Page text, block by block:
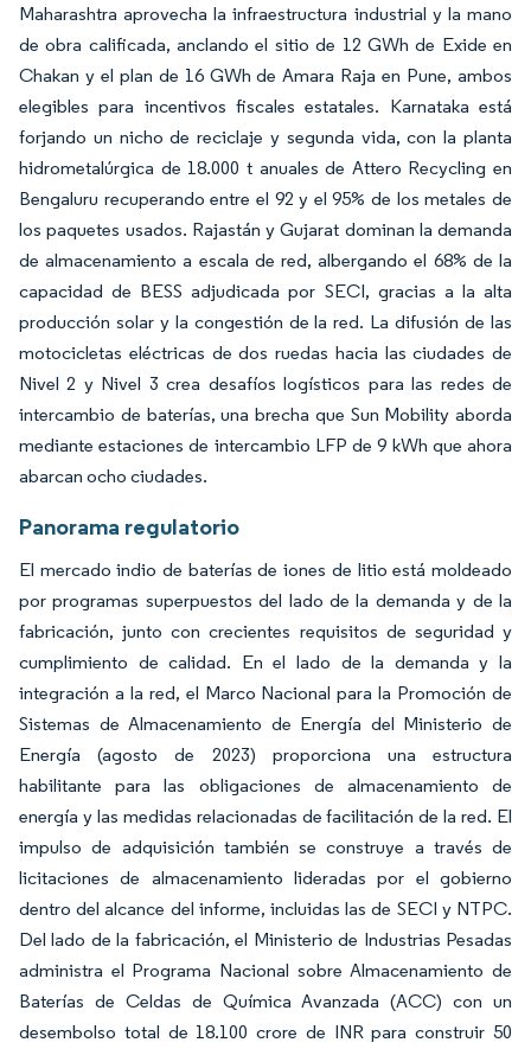
Maharashtra aprovecha la infraestructura industrial y la mano
de obra calificada, anclando el sitio de 12 GWh de Exide en
Chakan y el plan de 16 GWh de Amara Raja en Pune, ambos
elegibles para incentivos fiscales estatales. Karnataka está
forjando un nicho de reciclaje y segunda vida, con la planta
hidrometalúrgica de 18.000 t anuales de Attero Recycling en
Bengaluru recuperando entre el 92 y el 95% de los metales de
los paquetes usados. Rajastán y Gujarat dominan la demanda
de almacenamiento a escala de red, albergando el 68% de la
capacidad de BESS adjudicada por SECI, gracias a la alta
producción solar y la congestión de la red. La difusión de las
motocicletas eléctricas de dos ruedas hacia las ciudades de
Nivel 2 y Nivel 3 crea desafíos logísticos para las redes de
intercambio de baterías, una brecha que Sun Mobility aborda
mediante estaciones de intercambio LFP de 9 kWh que ahora
abarcan ocho ciudades.
Panorama regulatorio
El mercado indio de baterías de iones de litio está moldeado
por programas superpuestos del lado de la demanda y de la
fabricación, junto con crecientes requisitos de seguridad y
cumplimiento de calidad. En el lado de la demanda y la
integración a la red, el Marco Nacional para la Promoción de
Sistemas de Almacenamiento de Energía del Ministerio de
Energía (agosto de 2023) proporciona una estructura
habilitante para las obligaciones de almacenamiento de
energía y las medidas relacionadas de facilitación de la red. El
impulso de adquisición también se construye a través de
licitaciones de almacenamiento lideradas por el gobierno
dentro del alcance del informe, incluidas las de SECI y NTPC.
Del lado de la fabricación, el Ministerio de Industrias Pesadas
administra el Programa Nacional sobre Almacenamiento de
Baterías de Celdas de Química Avanzada (ACC) con un
desembolso total de 18.100 crore de INR para construir 50